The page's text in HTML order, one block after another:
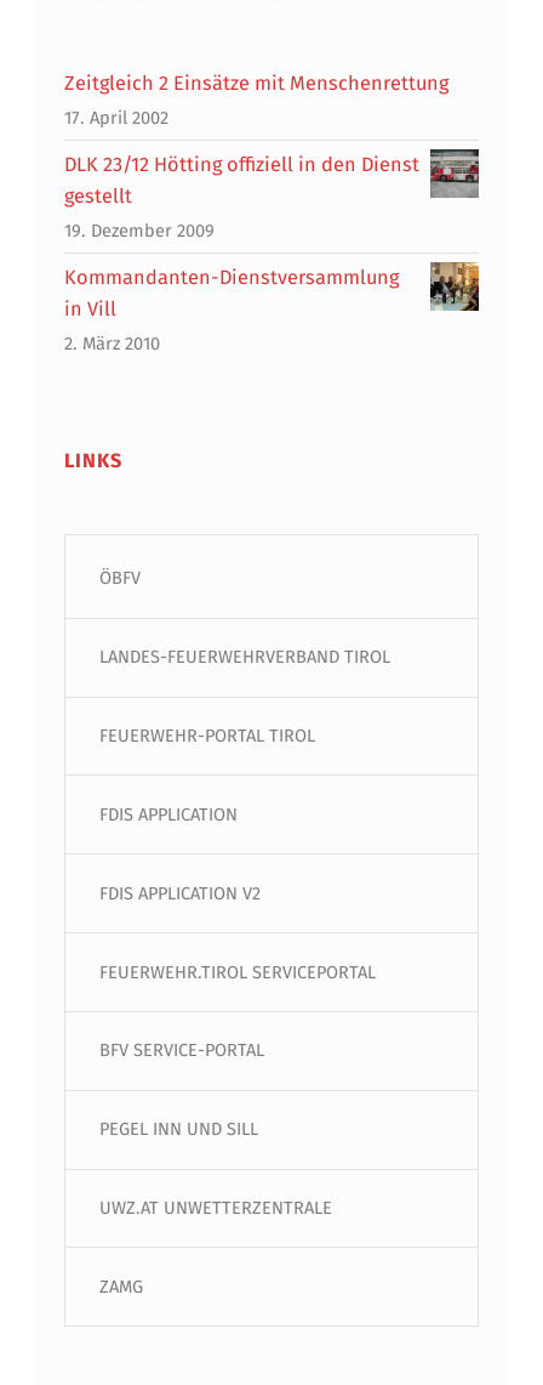
Zeitgleich 2 Einsätze mit Menschenrettung
17. April 2002
DLK 23/12 Hötting offiziell in den Dienst
gestellt
19. Dezember 2009
Kommandanten-Dienstversammlung
in Vill
2. März 2010
LINKS
ÖBFV
LANDES-FEUERWEHRVERBAND TIROL
FEUERWEHR-PORTAL TIROL
FDIS APPLICATION
FDIS APPLICATION V2
FEUERWEHR.TIROL SERVICEPORTAL
BFV SERVICE-PORTAL
PEGEL INN UND SILL
UWZ.AT UNWETTERZENTRALE
ZAMG